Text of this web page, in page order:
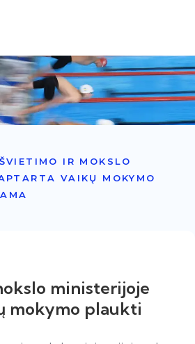
ŠVIETIMO IR MOKSLO
VAIKŲ MOKYMO
ministerijoje
mokymo plaukti